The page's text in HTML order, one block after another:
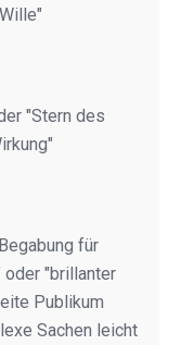
"Stern des
für
"brillanter
Publikum
Sachen leicht